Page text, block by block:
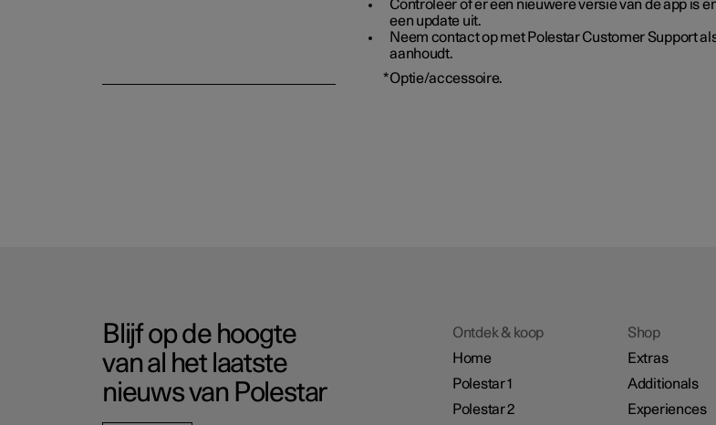
Controleer of er een nieuwere versie van de app is
een update uit.
Neem contact op met Polestar Customer Support
aanhoudt.
*Optie/accessoire.
Blijf op de hoogte
van al het laatste
nieuws van Polestar
Ontdek & koop
Home
Polestar 1
Polestar 2
Shop
Extras
Additionals
Experiences